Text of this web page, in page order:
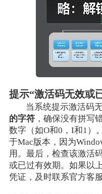
提示“激活码无效或
当系统提示激活码
的字符，确保没有拼写
数字（如O和0，I和1）
于Mac版本，因为
用。最后，检查该激活
或已过有效期。如果以
凭证，及时联系官方客